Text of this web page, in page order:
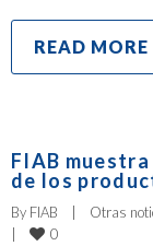
READ MORE
FIAB
de los
By FIAB Otras
0